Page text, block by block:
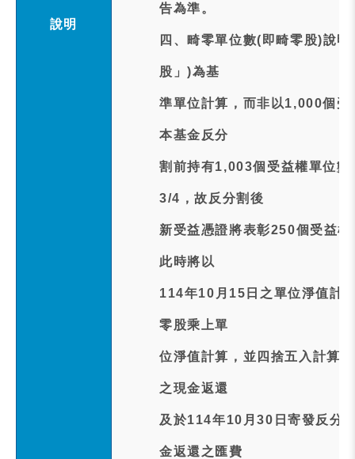
說明
告為準。
四、畸零單位數(即畸零股)說
股」)為基
準單位計算，而非以1,000個
本基金反分
割前持有1,003個受益權單位
3/4，故反分割後
新受益憑證將表彰250個受益
此時將以
114年10月15日之單位淨值計
零股乘上單
位淨值計算，並四捨五入計算
之現金返還
及於114年10月30日寄發反分
金返還之匯費